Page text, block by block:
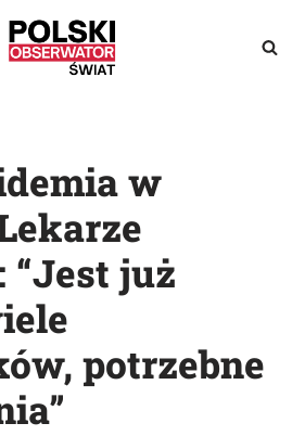
w
“Jest już
potrzebne